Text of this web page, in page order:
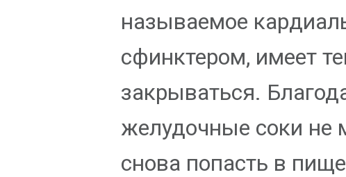
называемое
сфинктером, имеет
закрываться.
желудочные соки не
снова попасть в